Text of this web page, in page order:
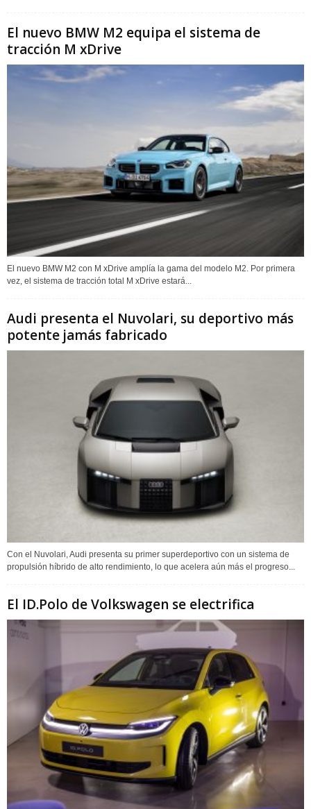
El nuevo BMW M2 equipa el sistema de
tracción M xDrive
El nuevo BMW M2 con M xDrive amplía la gama del modelo M2. Por primera
vez, el sistema de tracción total M xDrive estará...
Audi presenta el Nuvolari, su deportivo más
potente jamás fabricado
Con el Nuvolari, Audi presenta su primer superdeportivo con un sistema de
propulsión híbrido de alto rendimiento, lo que acelera aún más el progreso...
El ID.Polo de Volkswagen se electrifica